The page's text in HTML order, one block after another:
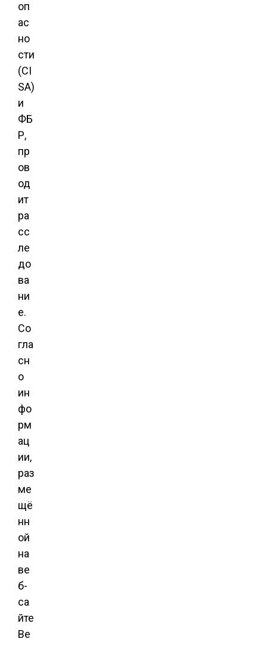
оп
ас
но
сти
(CI
SA)
и
ФБ
Р,
пр
ов
од
ит
ра
сс
ле
до
ва
ни
е.
Со
гла
сн
о
ин
фо
рм
ац
ии,
раз
ме
щё
нн
ой
на
ве
б-
са
йте
Be